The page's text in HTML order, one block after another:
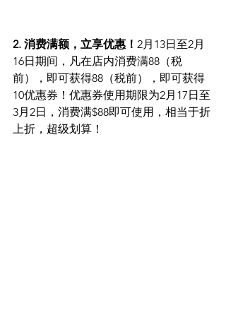
2. 消费满额，立享优惠！ 2月13日至2月
16日期间，凡在店内消费满88（税
前），即可获得88（税前），即可获得
10优惠券！优惠券使用期限为2月17日至
3月2日，消费满$88即可使用，相当于折
上折，超级划算！